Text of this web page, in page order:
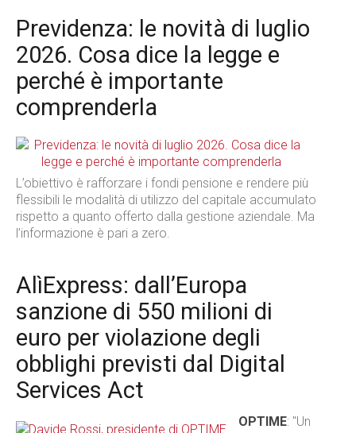
Previdenza: le novità di luglio
2026. Cosa dice la legge e
perché è importante
comprenderla
L’obiettivo è rafforzare i fondi pensione e rendere più
flessibili le modalità di utilizzo del capitale accumulato
rispetto a quanto offerto dalla gestione aziendale. Ma
l’informazione è pari a zero.
AlìExpress: dall’Europa
sanzione di 550 milioni di
euro per violazione degli
obblighi previsti dal Digital
Services Act
OPTIME: "Un